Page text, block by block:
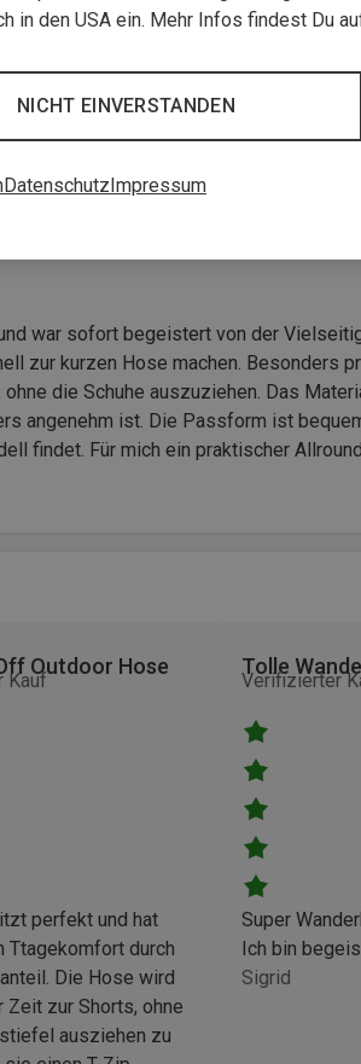
war sofort begeistert von der
zur kurzen Hose machen. Besonders
die Schuhe auszuziehen. Das
angenehm ist. Die Passform ist
findet. Für mich ein praktischer
Kauf
Outdoor Hose
perfekt und hat
Ttagekomfort durch
Die Hose wird
Zeit zur Shorts, ohne
ausziehen zu
Sigrid
Verifizierter
Tolle
Super
Ich bin
in den USA ein. Mehr Infos findest Du
NICHT EINVERSTANDEN
DatenschutzImpressum